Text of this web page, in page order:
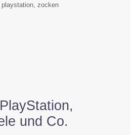
playstation zocken
und Co.